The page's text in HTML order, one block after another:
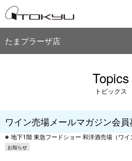
たまプラーザ店
Topics
トピックス
ワイン売場メールマガジン会員
地下1階 東急フードショー 和洋酒売場（ワイ
お知らせ